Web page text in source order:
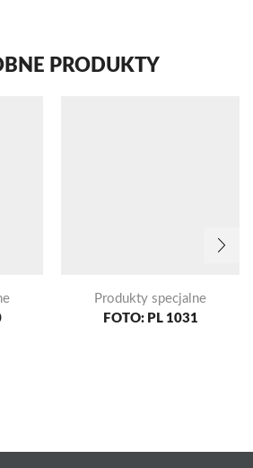
PRODUKTY
Produkty specjalne
FOTO: PL 1031